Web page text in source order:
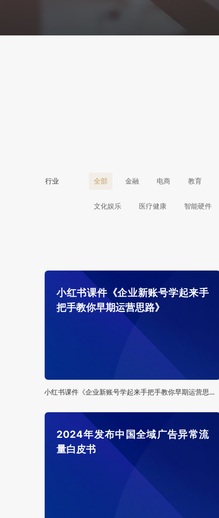
行业 全部 金融 电商 教育
文化娱乐 医疗健康 智能硬件
小红书课件《企业新账号学起来手
把手教你早期运营思路》
小红书课件《企业新账号学起来手把手教你早期运营思路》
2024年发布中国全域广告异常流
量白皮书